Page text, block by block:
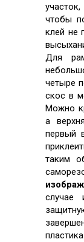
чтобы
клей не
Для
четыре
скос в
Можно
а
первый
таким
случае